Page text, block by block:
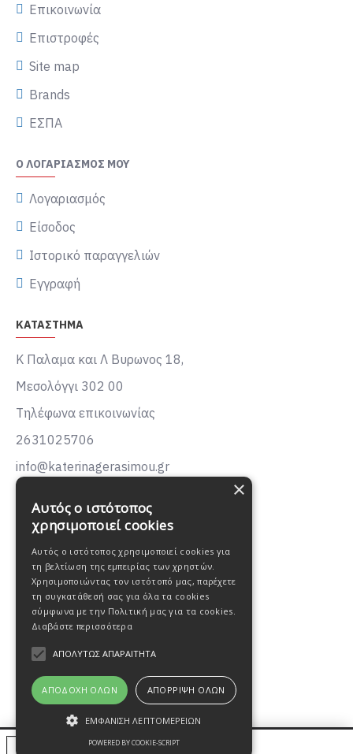
Επικοινωνία
Επιστροφές
Site map
Brands
ΕΣΠΑ
Ο ΛΟΓΑΡΙΑΣΜΌΣ ΜΟΥ
Λογαριασμός
Είσοδος
Ιστορικό παραγγελιών
Εγγραφή
ΚΑΤΑΣΤΗΜΑ
Κ Παλαμα και Λ Βυρωνος 18,
Μεσολόγγι 302 00
Τηλέφωνα επικοινωνίας
2631025706
info@katerinagerasimou.gr
GERASIMOU
FASHION
© 2021, Katerina Gerasimou fashion Designed by
×
Αυτός ο ιστότοπος
χρησιμοποιεί cookies
Αυτός ο ιστότοπος χρησιμοποιεί cookies για
τη βελτίωση της εμπειρίας των χρηστών.
Χρησιμοποιώντας τον ιστότοπό μας, παρέχετε
τη συγκατάθεσή σας για όλα τα cookies
σύμφωνα με την Πολιτική μας για τα cookies.
Διαβάστε περισσότερα
ΑΠΟΛΎΤΩΣ ΑΠΑΡΑΊΤΗΤΑ
ΑΠΟΔΟΧΉ ΌΛΩΝ ΑΠΌΡΡΙΨΗ ΌΛΩΝ
ΕΜΦΆΝΙΣΗ ΛΕΠΤΟΜΕΡΕΙΏΝ
POWERED BY COOKIE-SCRIPT